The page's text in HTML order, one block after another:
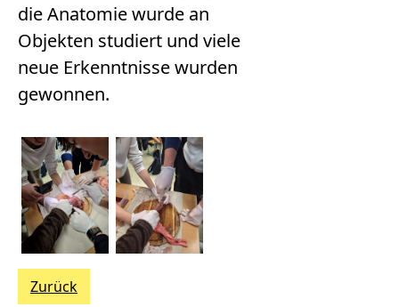
die Anatomie wurde an
Objekten studiert und viele
neue Erkenntnisse wurden
gewonnen.
Zurück